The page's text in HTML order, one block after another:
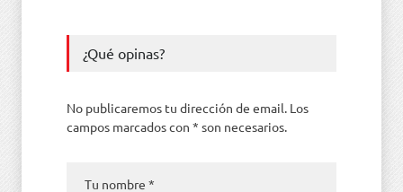
¿Qué opinas?
No publicaremos tu dirección de email. Los
campos marcados con * son necesarios.